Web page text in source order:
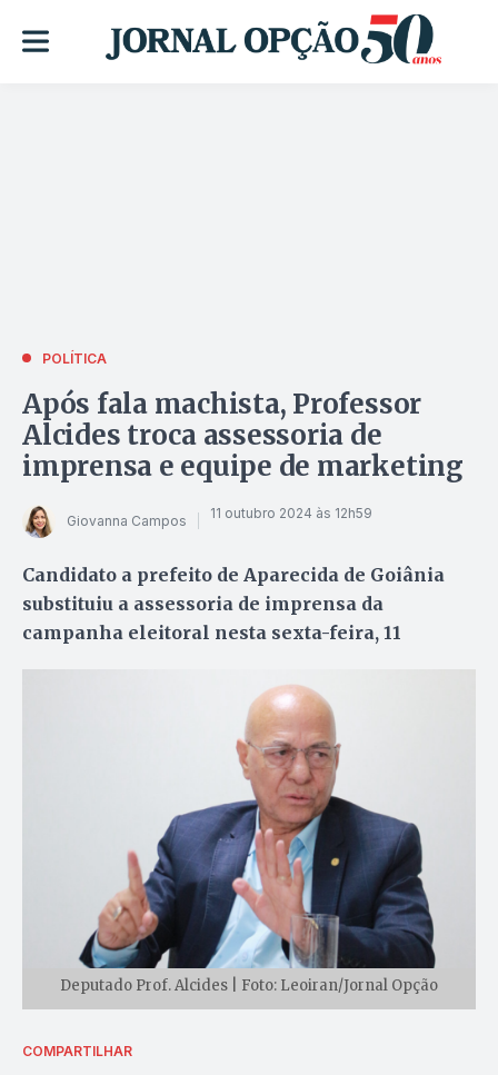
POLÍTICA
Após fala machista, Professor
Alcides troca assessoria de
imprensa e equipe de marketing
Giovanna Campos 11 outubro 2024 às 12h59
Candidato a prefeito de Aparecida de Goiânia
substituiu a assessoria de imprensa da
campanha eleitoral nesta sexta-feira, 11
Deputado Prof. Alcides | Foto: Leoiran/Jornal Opção
COMPARTILHAR